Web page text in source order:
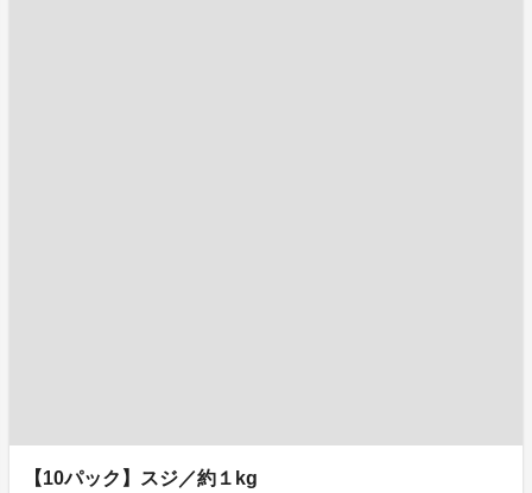
【10パック】スジ／約１kg